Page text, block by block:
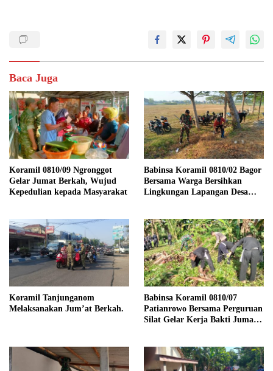
Baca Juga
Koramil 0810/09 Ngronggot
Gelar Jumat Berkah, Wujud
Kepedulian kepada Masyarakat
Babinsa Koramil 0810/02 Bagor
Bersama Warga Bersihkan
Lingkungan Lapangan Desa
Koramil Tanjunganom
Melaksanakan Jum’at Berkah.
Babinsa Koramil 0810/07
Patianrowo Bersama Perguruan
Silat Gelar Kerja Bakti Jumat